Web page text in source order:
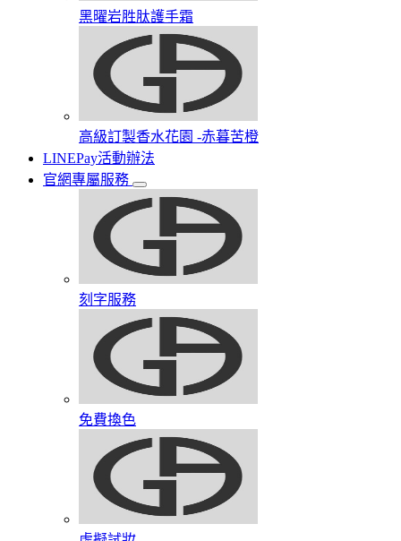
黑曜岩胜肽護手霜​
高級訂製香水花園​ -赤暮苦橙
LINEPay活動辦法
官網專屬服務
刻字服務
免費換色